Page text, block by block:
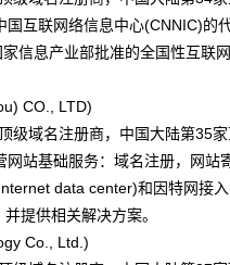
互联网络信息中心(CNNIC)的代
信息产业部批准的全国性互联
CO., LTD)
域名注册商，中国大陆第35家
站基础服务：域名注册，网站
data center)和因特网接入
提供相关解决方案。
Co., Ltd.)